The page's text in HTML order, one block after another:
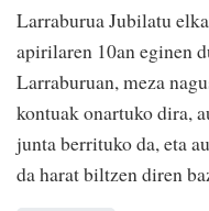
Larraburua Jubilatu
apirilaren 10an eginen
Larraburuan, meza
kontuak onartuko dira,
junta berrituko da, eta
da harat biltzen diren